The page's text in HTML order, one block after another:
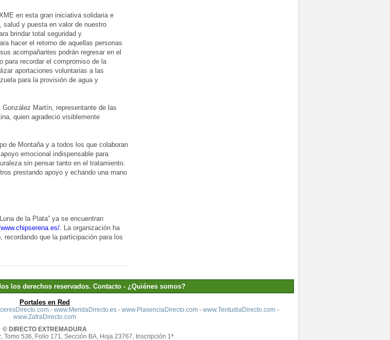
en esta gran iniciativa solidaria e
y puesta en valor de nuestro
brindar total seguridad y
hacer el retorno de aquellas personas
acompañantes podrán regresar en el
para recordar el compromiso de la
aportaciones voluntarias a las
para la provisión de agua y
Martín, representante de las
quien agradeció visiblemente
de Montaña y a todos los que colaboran
emocional indispensable para
sin pensar tanto en el tratamiento.
prestando apoyo y echando una mano
de la Plata” ya se encuentran
.
La organización ha
que la participación para los
los derechos reservados. Contacto - ¿Quiénes somos?
Portales en Red
- www.MeridaDirecto.es- www.PlasenciaDirecto.com- www.TentudiaDirecto.com-
www.ZafraDirecto.com
© DIRECTO EXTREMADURA
Tomo 536, Folio 171, Sección BA, Hoja 23767, Inscripción 1ª